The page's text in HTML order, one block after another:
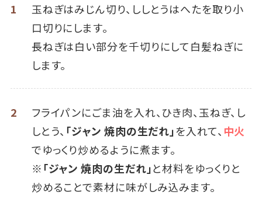
1
玉ねぎはみじん切り、ししとうはへたを取り小
口切りにします。
長ねぎは白い部分を千切りにして白髪ねぎに
します。
2
フライパンにごま油を入れ、ひき肉、玉ねぎ、し
しとう、 「ジャン 焼肉の生だれ」を入れて、 中火
でゆっくり炒めるように煮ます。
※「ジャン 焼肉の生だれ」と材料をゆっくりと
炒めることで素材に味がしみ込みます。